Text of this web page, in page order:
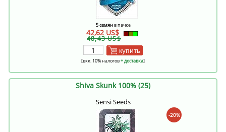
5 семянв пачке
42,62 US$
48,43 US$
купить
[вкл. 10% налогов+ доставка]
Shiva Skunk 100% (25)
Sensi Seeds
-20%